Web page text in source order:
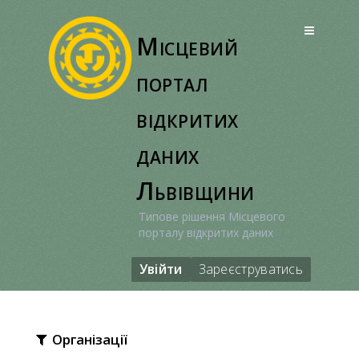
Місцевий
портал
відкритих
даних
Львівщини
Типове рішення Місцевого
порталу відкритих даних
Увійти Зареєструватись
Організації